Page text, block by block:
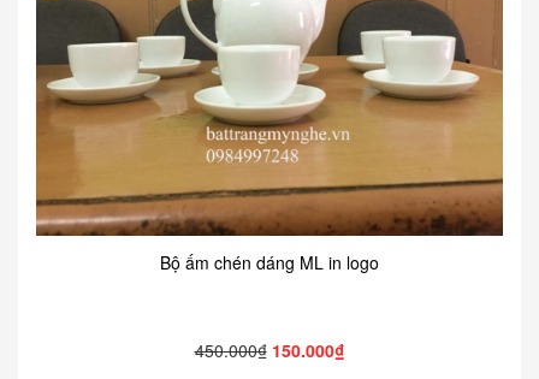
Bộ ấm chén dáng ML in logo
450.000₫ 150.000₫